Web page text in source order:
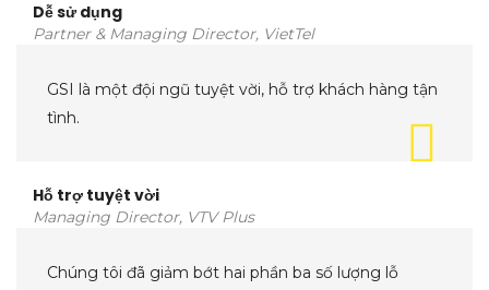
Dễ sử dụng
Partner & Managing Director, VietTel
GSI là một đội ngũ tuyệt vời, hỗ trợ khách hàng tận
tình.
Hỗ trợ tuyệt vời
Managing Director, VTV Plus
Chúng tôi đã giảm bớt hai phần ba số lượng lỗ